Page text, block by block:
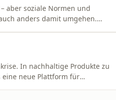
aber soziale Normen und
anders damit umgehen.
In nachhaltige Produkte zu
neue Plattform für